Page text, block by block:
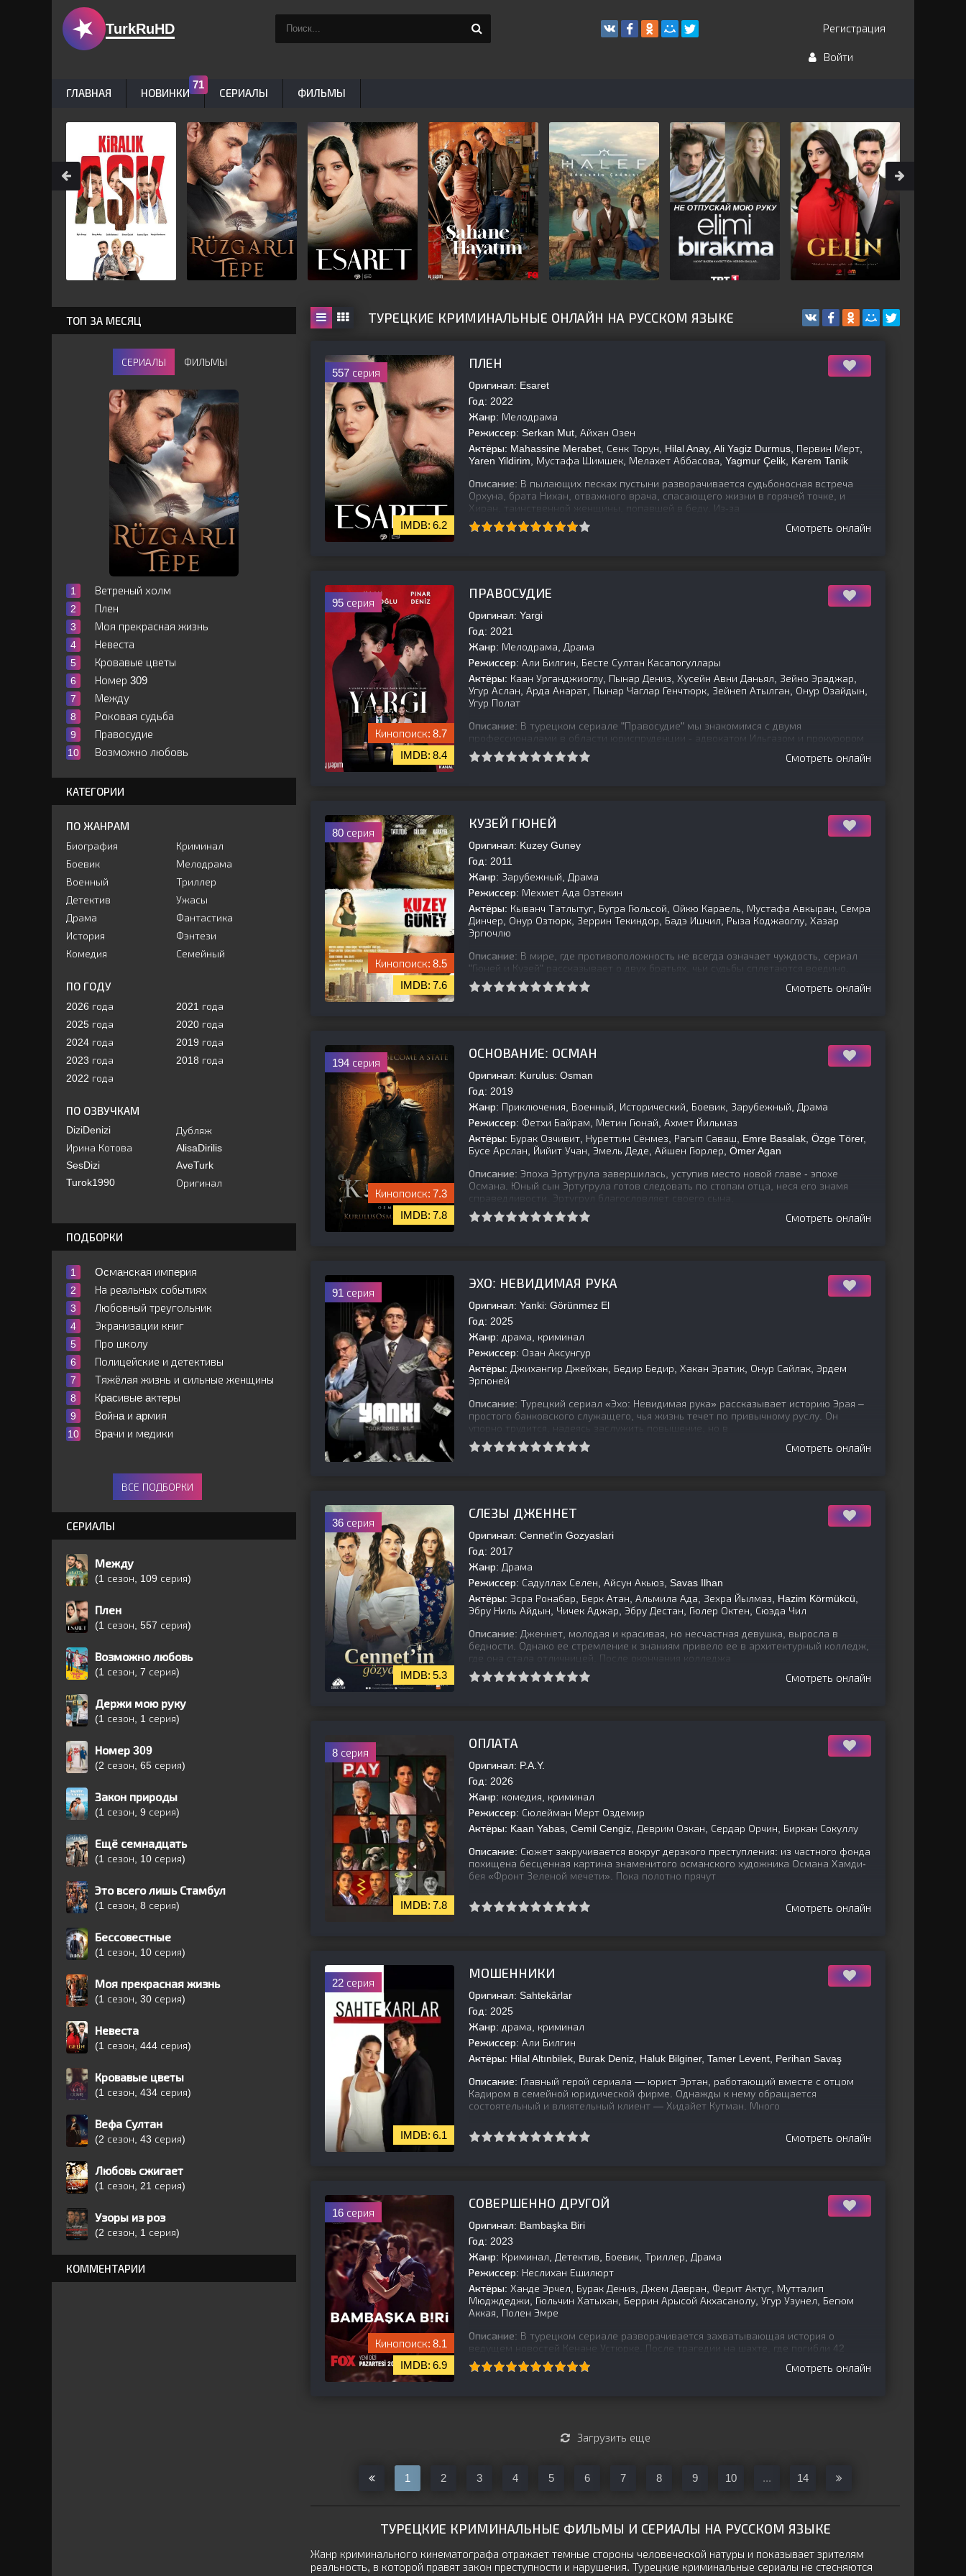
ТУРЕЦКИЕ КРИМИНАЛЬНЫЕ ФИЛЬМЫ И СЕРИАЛЫ НА РУССКОМ ЯЗЫКЕ
Жанр криминального кинематографа отражает темные стороны человеческой натуры и показывает зрителям
реальность, в которой правят закон преступности и нарушения. Турецкие криминальные сериалы не стесняются
ТУРЕЦКИЕ КРИМИНАЛЬНЫЕ ОНЛАЙН НА РУССКОМ ЯЗЫКЕ
557 серия
6.2
ПЛЕН
Оригинал: Esaret
Год: 2022
Жанр: Мелодрама
Режиссер: Serkan Mut, Айхан Озен
Актёры: Mahassine Merabet, Сенк Торун, Hilal Anay, Ali Yagiz Durmus, Первин Мерт,
Yaren Yildirim, Мустафа Шимшек, Мелахет Аббасова, Yagmur Çelik, Kerem Tanik
Описание: В пылающих песках пустыни разворачивается судьбоносная встреча
Орхуна, брата Нихан, отважного врача, спасающего жизни в горячей точке, и
Хиран, таинственной женщины, попавшей в беду. Из-за
Смотреть онлайн
95 серия
8.7
8.4
ПРАВОСУДИЕ
Оригинал: Yargi
Год: 2021
Жанр: Мелодрама, Драма
Режиссер: Али Билгин, Бесте Султан Касапогуллары
Актёры: Каан Урганджиоглу, Пынар Дениз, Хусейн Авни Даньял, Зейно Эраджар,
Угур Аслан, Арда Анарат, Пынар Чаглар Генчтюрк, Зейнеп Атылган, Онур Озайдын,
Угур Полат
Описание: В турецком сериале "Правосудие" мы знакомимся с двумя
профессионалами в области юриспруденции - адвокатом Ильгазом и прокурором
Джейлин. Вместе им приходится расследовать
Смотреть онлайн
80 серия
8.5
7.6
КУЗЕЙ ГЮНЕЙ
Оригинал: Kuzey Guney
Год: 2011
Жанр: Зарубежный, Драма
Режиссер: Мехмет Ада Озтекин
Актёры: Кыванч Татлытуг, Бугра Гюльсой, Ойкю Караель, Мустафа Авкыран, Семра
Динчер, Онур Озтюрк, Зеррин Текиндор, Бадэ Ишчил, Рыза Коджаоглу, Хазар
Эргючлю
Описание: В мире, где противоположность не всегда означает чуждость, сериал
"Гюней и Кузей" рассказывает о двух братьях, чьи судьбы сплетаются воедино.
Гюней, наделенный кротостью и тихим
Смотреть онлайн
194 серия
7.3
7.8
ОСНОВАНИЕ: ОСМАН
Оригинал: Kurulus: Osman
Год: 2019
Жанр: Приключения, Военный, Исторический, Боевик, Зарубежный, Драма
Режиссер: Фетхи Байрам, Метин Гюнай, Ахмет Йильмаз
Актёры: Бурак Озчивит, Нуреттин Сёнмез, Рагып Саваш, Emre Basalak, Özge Törer,
Бусе Арслан, Йийит Учан, Эмель Деде, Айшен Гюрлер, Ömer Agan
Описание: Эпоха Эртугрула завершилась, уступив место новой главе - эпохе
Османа. Юный сын Эртугрула готов следовать по стопам отца, неся его знамя
справедливости. Эртугрул благословляет своего сына,
Смотреть онлайн
91 серия
ЭХО: НЕВИДИМАЯ РУКА
Оригинал: Yanki: Görünmez El
Год: 2025
Жанр: драма, криминал
Режиссер: Озан Аксунгур
Актёры: Джихангир Джейхан, Бедир Бедир, Хакан Эратик, Онур Сайлак, Эрдем
Эргюней
Описание: Турецкий сериал «Эхо: Невидимая рука» рассказывает историю Эрая –
простого банковского служащего, чья жизнь течет по привычному руслу. Он
упорно трудится, надеясь заслужить повышение, но в
Смотреть онлайн
36 серия
5.3
СЛЕЗЫ ДЖЕННЕТ
Оригинал: Cennet'in Gozyaslari
Год: 2017
Жанр: Драма
Режиссер: Садуллах Селен, Айсун Акьюз, Savas Ilhan
Актёры: Эсра Ронабар, Берк Атан, Альмила Ада, Зехра Йылмаз, Hazim Körmükcü,
Эбру Ниль Айдын, Чичек Аджар, Эбру Дестан, Гюлер Октен, Сюэда Чил
Описание: Дженнет, молодая и красивая, но несчастная девушка, выросла в
бедности. Однако ее стремление к знаниям привело ее в архитектурный колледж,
где она стала отличницей. После окончания колледжа
Смотреть онлайн
8 серия
7.8
ОПЛАТА
Оригинал: P.A.Y.
Год: 2026
Жанр: комедия, криминал
Режиссер: Сюлейман Мерт Оздемир
Актёры: Kaan Yabas, Cemil Cengiz, Деврим Озкан, Сердар Орчин, Биркан Сокуллу
Описание: Сюжет закручивается вокруг дерзкого преступления: из частного фонда
похищена бесценная картина знаменитого османского художника Османа Хамди-
бея «Фронт Зеленой мечети». Пока полотно прячут
Смотреть онлайн
22 серия
6.1
МОШЕННИКИ
Оригинал: Sahtekârlar
Год: 2025
Жанр: драма, криминал
Режиссер: Али Билгин
Актёры: Hilal Altınbilek, Burak Deniz, Haluk Bilginer, Tamer Levent, Perihan Savaş
Описание: Главный герой сериала — юрист Эртан, работающий вместе с отцом
Кадиром в семейной юридической фирме. Однажды к нему обращается
состоятельный и влиятельный клиент — Хидайет Кутман. Много
Смотреть онлайн
16 серия
8.1
6.9
СОВЕРШЕННО ДРУГОЙ
Оригинал: Bambaşka Biri
Год: 2023
Жанр: Криминал, Детектив, Боевик, Триллер, Драма
Режиссер: Неслихан Ешилюрт
Актёры: Ханде Эрчел, Бурак Дениз, Джем Давран, Ферит Актуг, Мутталип
Мюдждеджи, Гюльчин Хатыхан, Беррин Арысой Акхасанолу, Угур Узунел, Бегюм
Аккая, Полен Эмре
Описание: В турецком сериале разворачивается захватывающая история о
ведущем новостей Кенане Устюрке. После трагедии на шахте, где погибли 42
человека, Кенан оказывается в сложной ситуации. Под
Смотреть онлайн
Загрузить еще
1 2 3 4 5 6 7 8 9 10 ... 14
ТОП ЗА МЕСЯЦ
СЕРИАЛЫ ФИЛЬМЫ
Ветреный холм
Плен
Моя прекрасная жизнь
Невеста
Кровавые цветы
Номер 309
Между
Роковая судьба
Правосудие
Возможно любовь
КАТЕГОРИИ
ПО ЖАНРАМ
Биография
Боевик
Военный
Детектив
Драма
История
Комедия
Криминал
Мелодрама
Триллер
Ужасы
Фантастика
Фэнтези
Семейный
ПО ГОДУ
2026 года
2025 года
2024 года
2023 года
2022 года
2021 года
2020 года
2019 года
2018 года
ПО ОЗВУЧКАМ
DiziDenizi
Ирина Котова
SesDizi
Turok1990
Дубляж
AlisaDirilis
AveTurk
Оригинал
ПОДБОРКИ
Ocмaнcкaя импepия
На реальных событиях
Любовный треугольник
Экранизации книг
Про школу
Полицейские и детективы
Тяжёлая жизнь и сильные женщины
Кpacивыe aктepы
Вoйнa и apмия
Вpaчи и мeдики
ВСЕ ПОДБОРКИ
СЕРИАЛЫ
Между
(1 сезон, 109 серия)
Плен
(1 сезон, 557 серия)
Возможно любовь
(1 сезон, 7 серия)
Держи мою руку
(1 сезон, 1 серия)
Номер 309
(2 сезон, 65 серия)
Закон природы
(1 сезон, 9 серия)
Ещё семнадцать
(1 сезон, 10 серия)
Это всего лишь Стамбул
(1 сезон, 8 серия)
Бессовестные
(1 сезон, 10 серия)
Моя прекрасная жизнь
(1 сезон, 30 серия)
Невеста
(1 сезон, 444 серия)
Кровавые цветы
(1 сезон, 434 серия)
Вефа Султан
(2 сезон, 43 серия)
Любовь сжигает
(1 сезон, 21 серия)
Узоры из роз
(2 сезон, 1 серия)
КОММЕНТАРИИ
TurkRuHD Регистрация
Войти
ГЛАВНАЯ НОВИНКИ СЕРИАЛЫ ФИЛЬМЫ